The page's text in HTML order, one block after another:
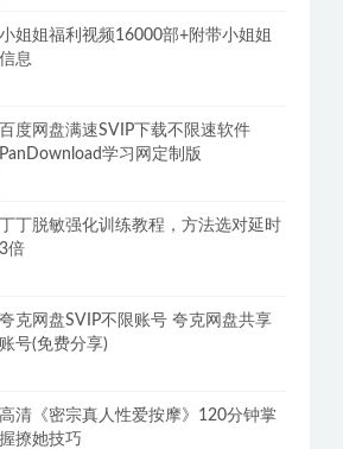
小姐姐福利视频16000部+附带小姐姐
信息
百度网盘满速SVIP下载不限速软件
PanDownload学习网定制版
丁丁脱敏强化训练教程，方法选对延时
3倍
夸克网盘SVIP不限账号 夸克网盘共享
账号(免费分享)
高清《密宗真人性爱按摩》120分钟掌
握撩她技巧